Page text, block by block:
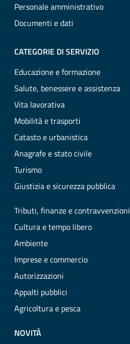
Personale amministrativo
Documenti e dati
CATEGORIE DI SERVIZIO
Educazione e formazione
Salute, benessere e assistenza
Vita lavorativa
Mobilità e trasporti
Catasto e urbanistica
Anagrafe e stato civile
Turismo
Giustizia e sicurezza pubblica
Tributi, finanze e contravvenzioni
Cultura e tempo libero
Ambiente
Imprese e commercio
Autorizzazioni
Appalti pubblici
Agricoltura e pesca
NOVITÀ